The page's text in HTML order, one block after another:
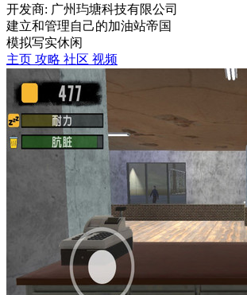
开发商: 广州玙塘科技有限公司
建立和管理自己的加油站帝国
模拟写实休闲
主页 攻略 社区 视频